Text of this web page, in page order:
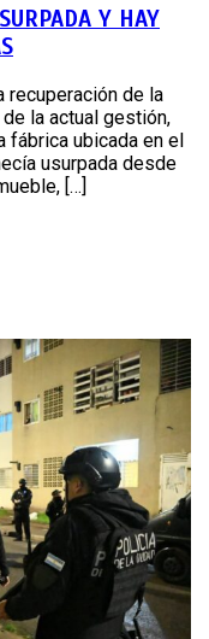
Y HAY
recuperación de la
la actual gestión,
fábrica ubicada en el
usurpada desde
[…]